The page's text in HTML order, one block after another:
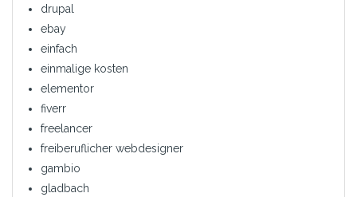
drupal
ebay
einfach
einmalige kosten
elementor
fiverr
freelancer
freiberuflicher webdesigner
gambio
gladbach